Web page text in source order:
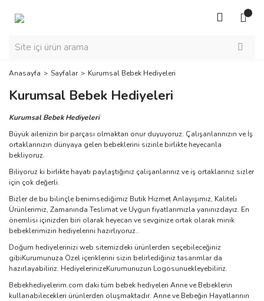
Anasayfa Sayfalar Kurumsal Bebek Hediyeleri
Kurumsal Bebek Hediyeleri
Kurumsal Bebek Hediyeleri
Büyük ailenizin bir parçası olmaktan onur duyuyoruz. Çalışanlarınızın ve İş
ortaklarınızın dünyaya gelen bebeklerini sizinle birlikte heyecanla
bekliyoruz.
Biliyoruz ki birlikte hayatı paylaştığınız çalışanlarınız ve iş ortaklarınız sizler
için çok değerli.
Bizler de bu bilinçle benimsediğimiz Butik Hizmet Anlayışımız, Kaliteli
Ürünlerimiz, Zamanında Teslimat ve Uygun fiyatlarımızla yanınızdayız. En
önemlisi içinizden biri olarak heyecan ve sevginize ortak olarak minik
bebeklerimizin hediyelerini hazırlıyoruz..
Doğum hediyelerinizi web sitemizdeki ürünlerden seçebileceğiniz
gibiKurumunuza Özel içeriklerini sizin belirlediğiniz tasarımlar da
hazırlayabiliriz. HediyelerinizeKurumunuzun Logosunuekleyebiliriz.
Bebekhediyelerim.com daki tüm bebek hediyeleri Anne ve Bebeklerin
kullanabilecekleri ürünlerden oluşmaktadır. Anne ve Bebeğin Hayatlarının